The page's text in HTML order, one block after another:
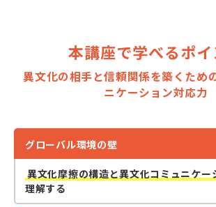
本講座で学べるポイ
異文化の相手と信頼関係を築くため
ニケーション対応力
グローバル環境の壁
異文化摩擦の構造と異文化コミュニケー
理解する